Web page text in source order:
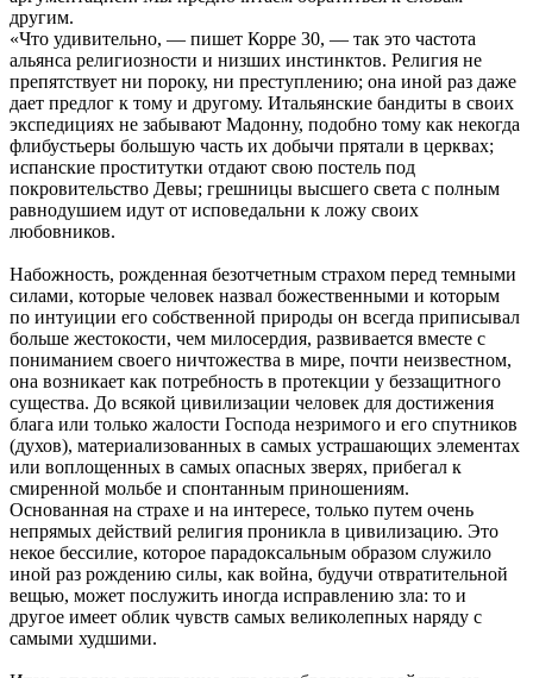
другим.
«Что удивительно, — пишет Корре 30, — так это частота
альянса религиозности и низших инстинктов. Религия не
препятствует ни пороку, ни преступлению; она иной раз даже
дает предлог к тому и другому. Итальянские бандиты в своих
экспедициях не забывают Мадонну, подобно тому как некогда
флибустьеры большую часть их добычи прятали в церквах;
испанские проститутки отдают свою постель под
покровительство Девы; грешницы высшего света с полным
равнодушием идут от исповедальни к ложу своих
любовников.
Набожность, рожденная безотчетным страхом перед темными
силами, которые человек назвал божественными и которым
по интуиции его собственной природы он всегда приписывал
больше жестокости, чем милосердия, развивается вместе с
пониманием своего ничтожества в мире, почти неизвестном,
она возникает как потребность в протекции у беззащитного
существа. До всякой цивилизации человек для достижения
блага или только жалости Господа незримого и его спутников
(духов), материализованных в самых устрашающих элементах
или воплощенных в самых опасных зверях, прибегал к
смиренной мольбе и спонтанным приношениям.
Основанная на страхе и на интересе, только путем очень
непрямых действий религия проникла в цивилизацию. Это
некое бессилие, которое парадоксальным образом служило
иной раз рождению силы, как война, будучи отвратительной
вещью, может послужить иногда исправлению зла: то и
другое имеет облик чувств самых великолепных наряду с
самыми худшими.